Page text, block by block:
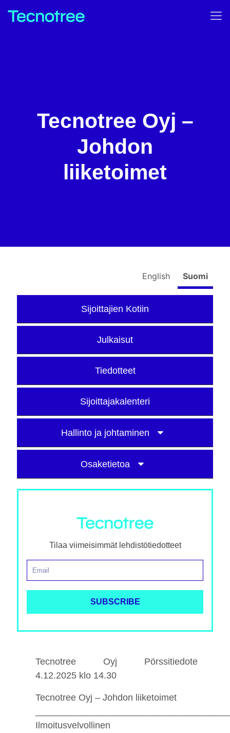
Tecnotree Oyj –
Johdon
liiketoimet
English Suomi
Sijoittajien Kotiin
Julkaisut
Tiedotteet
Sijoittajakalenteri
Hallinto ja johtaminen
Osaketietoa
Tilaa viimeisimmät lehdistötiedotteet
Tecnotree Oyj Pörssitiedote
4.12.2025 klo 14.30
Tecnotree Oyj – Johdon liiketoimet
Ilmoitusvelvollinen